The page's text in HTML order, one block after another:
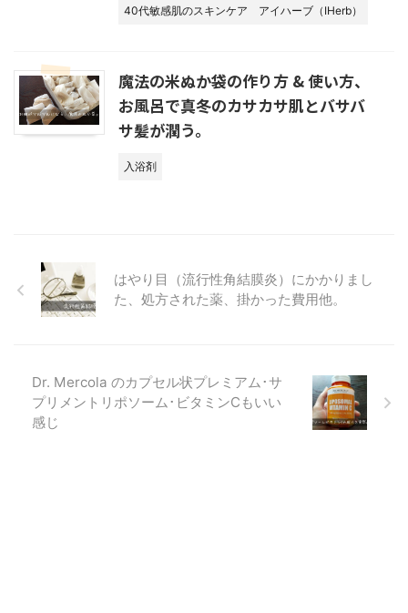
40代敏感肌のスキンケア アイハーブ（IHerb）
魔法の米ぬか袋の作り方 & 使い方、
お風呂で真冬のカサカサ肌とバサバ
サ髪が潤う。
入浴剤
はやり目（流行性角結膜炎）にかかりまし
た、処方された薬、掛かった費用他。
Dr. Mercola のカプセル状プレミアム･サ
プリメントリポソーム･ビタミンCもいい
感じ